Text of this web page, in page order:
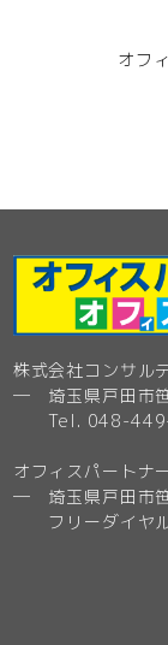
オフ
株式会社コンサル
─ 埼玉県戸田市
Tel. 048-
オフィスパート
─ 埼玉県戸田市
フリーダイヤ